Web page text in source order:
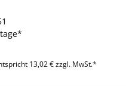
13,02 € zzgl. MwSt.*